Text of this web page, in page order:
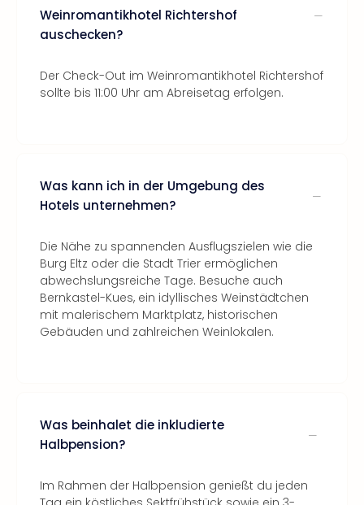
Weinromantikhotel Richtershof
auschecken?
Der Check-Out im Weinromantikhotel Richtershof
sollte bis 11:00 Uhr am Abreisetag erfolgen.
Was kann ich in der Umgebung des
Hotels unternehmen?
Die Nähe zu spannenden Ausflugszielen wie die
Burg Eltz oder die Stadt Trier ermöglichen
abwechslungsreiche Tage. Besuche auch
Bernkastel-Kues, ein idyllisches Weinstädtchen
mit malerischem Marktplatz, historischen
Gebäuden und zahlreichen Weinlokalen.
Was beinhalet die inkludierte
Halbpension?
Im Rahmen der Halbpension genießt du jeden